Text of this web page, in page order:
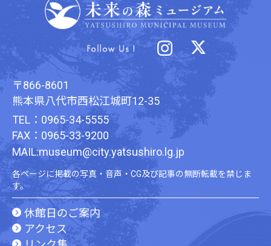
〒866-8601
熊本県八代市西松江城町12-35
TEL：0965-34-5555
FAX：0965-33-9200
MAIL:museum@city.yatsushiro.lg.jp
各ページに掲載の写真・音声・CG及び記事の無断転載を禁じま
す。
休館日のご案内
アクセス